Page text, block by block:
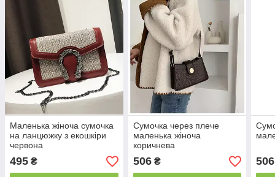
Маленька жіноча сумочка
на ланцюжку з екошкіри
червона
495 ₴
Сумочка через плече
маленька жіноча
коричнева
506₴ 506